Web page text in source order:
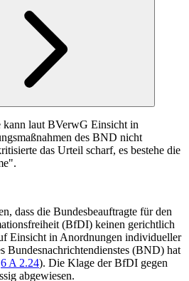
kann laut BVerwG Einsicht in
des BND nicht
das Urteil scharf, es bestehe die
dass die Bundesbeauftragte für den
(BfDI) keinen gerichtlich
Einsicht in Anordnungen individueller
Bundesnachrichtendienstes (BND) hat
6 A 2.24). Die Klage der BfDI gegen
abgewiesen.